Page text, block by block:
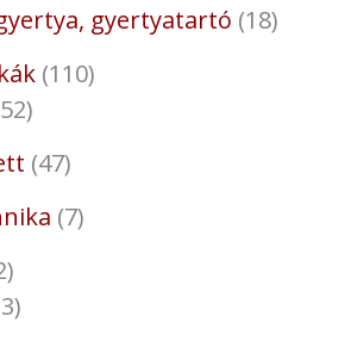
gyertyatartó 18
110
52
47
7